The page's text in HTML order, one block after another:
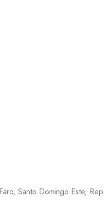
Santo Domingo Este, Rep.